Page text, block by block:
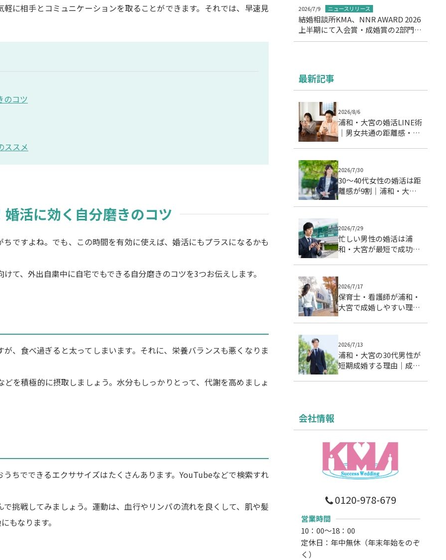
に相手とコミュニケーションを取ることができます。それでは、早速見
のコツ
ススメ
活に効く自分磨きのコツ
ですよね。でも、この時間を有効に使えば、婚活にもプラスになるかも
て、外出自粛中に自宅でもできる自分磨きのコツを3つお伝えします。
、食べ過ぎると太ってしまいます。それに、栄養バランスも悪くなりま
を積極的に摂取しましょう。水分もしっかりとって、代謝を高めましょ
ちでできるエクササイズはたくさんあります。YouTubeなどで検索すれ
挑戦してみましょう。運動は、血行やリンパの流れを良くして、肌や髪
もなります。
2026/7/9 ニュースリリース
結婚相談所KMA、NNR AWARD 2026
上半期にて入会賞・成婚賞の2部門受
賞について
最新記事
2026/8/6
浦和・大宮の婚活LINE術
｜男女共通の距離感・頻
2026/7/30
30〜40代女性の婚活は距
離感が9割｜浦和・大宮
2026/7/29
忙しい男性の婚活は浦
和・大宮が最短で成功す
2026/7/17
保育士・看護師が浦和・
大宮で成婚しやすい理由
2026/7/13
浦和・大宮の30代男性が
短期成婚する理由｜成婚
会社情報
0120-978-679
営業時間
10：00～18：00
定休日：年中無休（年末年始をのぞ
く）